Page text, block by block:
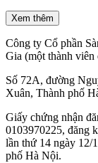
Xem thêm
Công ty Cổ phần
Gia (một thành viên
Số 72A, đường
Xuân, Thành phố
Giấy chứng nhận
0103970225, đăng
lần thứ 14 ngày 12/
phố Hà Nội.